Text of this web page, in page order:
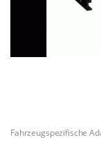
Fahrzeugspezifische